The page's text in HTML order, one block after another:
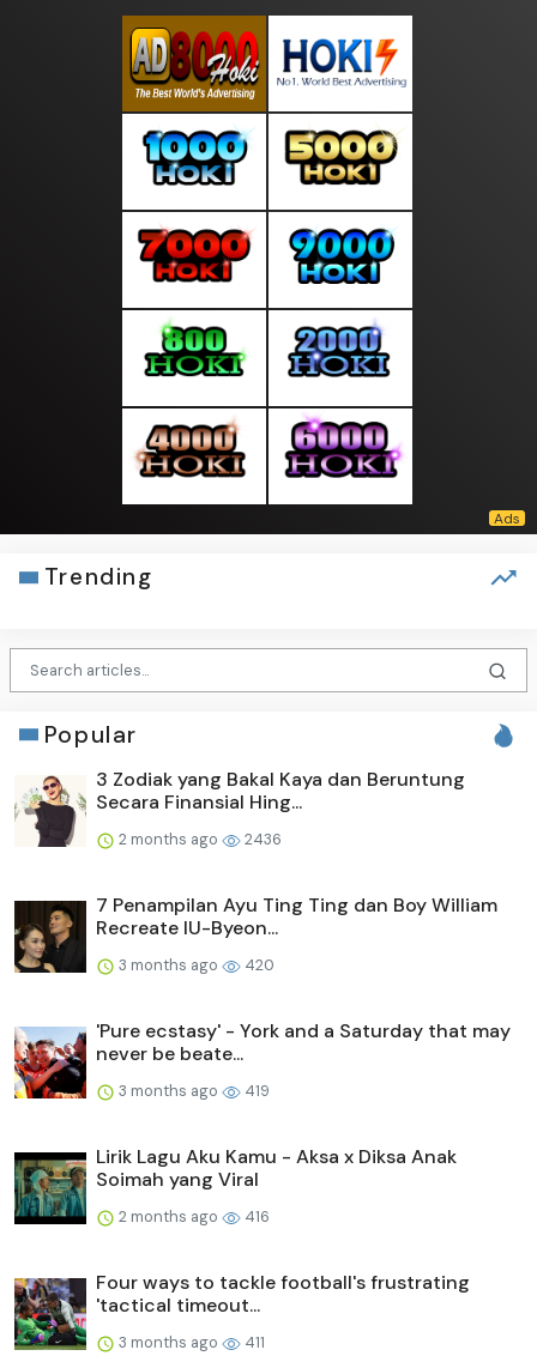
Trending
Popular
3 Zodiak yang Bakal Kaya dan Beruntung
Secara Finansial Hing...
2 months ago 2436
7 Penampilan Ayu Ting Ting dan Boy William
Recreate IU-Byeon...
3 months ago 420
'Pure ecstasy' - York and a Saturday that may
never be beate...
3 months ago 419
Lirik Lagu Aku Kamu - Aksa x Diksa Anak
Soimah yang Viral
2 months ago 416
Four ways to tackle football's frustrating
'tactical timeout...
3 months ago 411